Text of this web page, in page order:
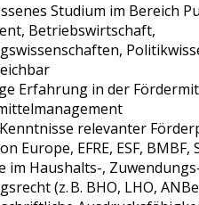
Studium im Bereich
Betriebswirtschaft,
Erfahrung in der
relevanter
Europe, EFRE, ESF,
im Haushalts-,
(z. B. BHO, LHO,